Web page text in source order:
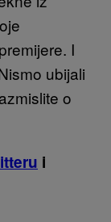
I
ubijali
o
i